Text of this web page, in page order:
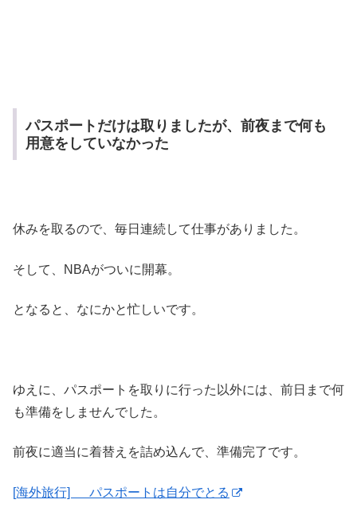
パスポートだけは取りましたが、前夜まで何も
用意をしていなかった
休みを取るので、毎日連続して仕事がありました。
そして、NBAがついに開幕。
となると、なにかと忙しいです。
ゆえに、パスポートを取りに行った以外には、前日まで何
も準備をしませんでした。
前夜に適当に着替えを詰め込んで、準備完了です。
[海外旅行] パスポートは自分でとる